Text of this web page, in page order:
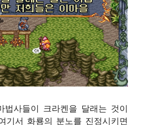
법사들이 크라켄을 달래는 것이
기서 화룡의 분노를 진정시키면